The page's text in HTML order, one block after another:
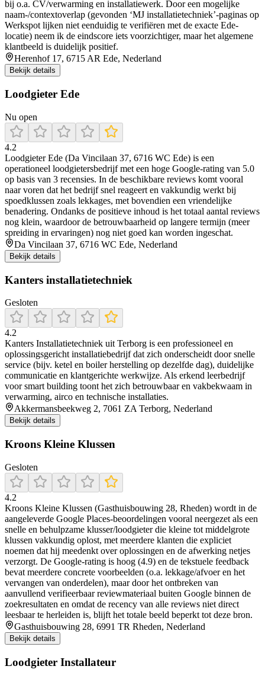
bij o.a. CV/verwarming en installatiewerk. Door een mogelijke
naam-/contextoverlap (gevonden ‘MJ installatietechniek’-paginas op
Werkspot lijken niet eenduidig te verifiëren met de exacte Ede-
locatie) neem ik de eindscore iets voorzichtiger, maar het algemene
klantbeeld is duidelijk positief.
Herenhof 17, 6715 AR Ede, Nederland
Bekijk details
Loodgieter Ede
Nu open
4.2
Loodgieter Ede (Da Vincilaan 37, 6716 WC Ede) is een
operationeel loodgietersbedrijf met een hoge Google-rating van 5.0
op basis van 3 recensies. In de beschikbare reviews komt vooral
naar voren dat het bedrijf snel reageert en vakkundig werkt bij
spoedklussen zoals lekkages, met bovendien een vriendelijke
benadering. Ondanks de positieve inhoud is het totaal aantal reviews
nog klein, waardoor de betrouwbaarheid op langere termijn (meer
spreiding in ervaringen) nog niet goed kan worden ingeschat.
Da Vincilaan 37, 6716 WC Ede, Nederland
Bekijk details
Kanters installatietechniek
Gesloten
4.2
Kanters Installatietechniek uit Terborg is een professioneel en
oplossingsgericht installatiebedrijf dat zich onderscheidt door snelle
service (bijv. ketel en boiler herstelling op dezelfde dag), duidelijke
communicatie en klantgerichte werkwijze. Als erkend leerbedrijf
voor smart building toont het zich betrouwbaar en vakbekwaam in
verwarming, airco en technische installaties.
Akkermansbeekweg 2, 7061 ZA Terborg, Nederland
Bekijk details
Kroons Kleine Klussen
Gesloten
4.2
Kroons Kleine Klussen (Gasthuisbouwing 28, Rheden) wordt in de
aangeleverde Google Places-beoordelingen vooral neergezet als een
snelle en behulpzame klusser/loodgieter die kleine tot middelgrote
klussen vakkundig oplost, met meerdere klanten die expliciet
noemen dat hij meedenkt over oplossingen en de afwerking netjes
verzorgt. De Google-rating is hoog (4.9) en de tekstuele feedback
bevat meerdere concrete voorbeelden (o.a. lekkage/afvoer en het
vervangen van onderdelen), maar door het ontbreken van
aanvullend verifieerbaar reviewmateriaal buiten Google binnen de
zoekresultaten en omdat de recency van alle reviews niet direct
leesbaar te herleiden is, blijft het totale beeld beperkt tot deze bron.
Gasthuisbouwing 28, 6991 TR Rheden, Nederland
Bekijk details
Loodgieter Installateur